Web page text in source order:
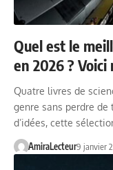
Quel est le
en 2026 ?
Quatre livres de
genre sans perdre de
d’idées, cette
AmiraLecteur9 janvier